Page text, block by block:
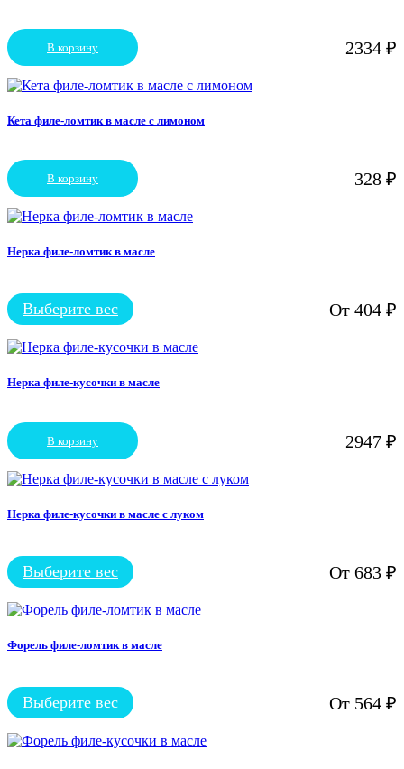
2334 ₽
В корзину
Кета филе-ломтик в масле с лимоном
328 ₽
В корзину
Нерка филе-ломтик в масле
От 404 ₽
Выберите вес
Этот
имеет
вариаций.
выбрать
на
странице
товара.
Нерка филе-кусочки в масле
2947 ₽
В корзину
Нерка филе-кусочки в масле с луком
От 683 ₽
Выберите вес
Этот
имеет
вариаций.
выбрать
на
товара.
Форель филе-ломтик в масле
От 564 ₽
Выберите вес
Этот
имеет